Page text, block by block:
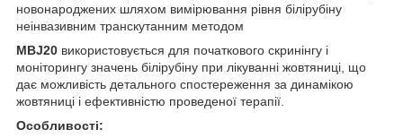
новонароджених шляхом вимірювання рівня білірубіну
неінвазивним транскутанним методом
MBJ20 використовується для початкового скринінгу і
моніторингу значень білірубіну при лікуванні жовтяниці, що
дає можливість детального спостереження за динамікою
жовтяниці і ефективністю проведеної терапії.
Особливості: